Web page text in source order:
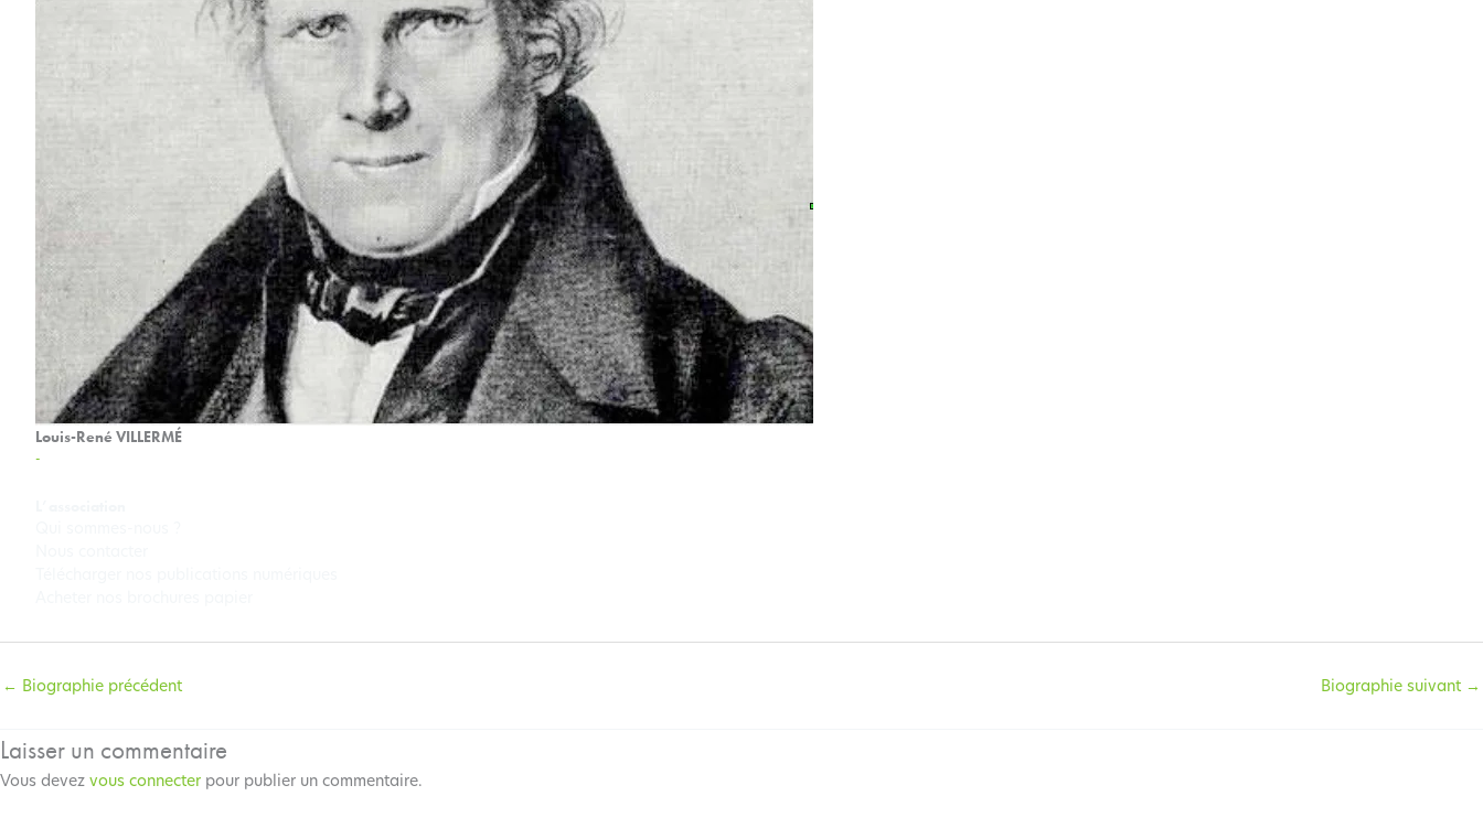
Louis-René VILLERMÉ
-
← Biographie précédent Biographie suivant →
Laisser un commentaire
Vous devez vous connecter pour publier un commentaire.